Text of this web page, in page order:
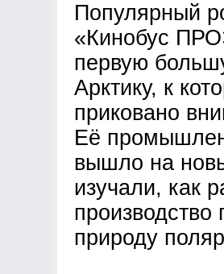
Популярный
«Кинобус
первую
Арктику, к
приковано
Её
вышло на
изучали, как
природу